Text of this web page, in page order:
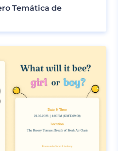
Temática de